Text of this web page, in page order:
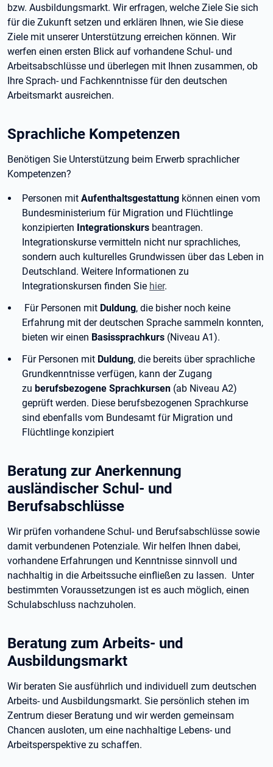
bzw. Ausbildungsmarkt. Wir erfragen, welche Ziele Sie sich
für die Zukunft setzen und erklären Ihnen, wie Sie diese
Ziele mit unserer Unterstützung erreichen können. Wir
werfen einen ersten Blick auf vorhandene Schul- und
Arbeitsabschlüsse und überlegen mit Ihnen zusammen, ob
Ihre Sprach- und Fachkenntnisse für den deutschen
Arbeitsmarkt ausreichen.
Sprachliche Kompetenzen
Benötigen Sie Unterstützung beim Erwerb sprachlicher
Kompetenzen?
Personen mit Aufenthaltsgestattung können einen vom
Bundesministerium für Migration und Flüchtlinge
konzipierten Integrationskurs beantragen.
Integrationskurse vermitteln nicht nur sprachliches,
sondern auch kulturelles Grundwissen über das Leben in
Deutschland. Weitere Informationen zu
Integrationskursen finden Sie hier.
Für Personen mit Duldung, die bisher noch keine
Erfahrung mit der deutschen Sprache sammeln konnten,
bieten wir einen Basissprachkurs (Niveau A1).
Für Personen mit Duldung, die bereits über sprachliche
Grundkenntnisse verfügen, kann der Zugang
zu berufsbezogene Sprachkursen (ab Niveau A2)
geprüft werden. Diese berufsbezogenen Sprachkurse
sind ebenfalls vom Bundesamt für Migration und
Flüchtlinge konzipiert
Beratung zur Anerkennung
ausländischer Schul- und
Berufsabschlüsse
Wir prüfen vorhandene Schul- und Berufsabschlüsse sowie
damit verbundenen Potenziale. Wir helfen Ihnen dabei,
vorhandene Erfahrungen und Kenntnisse sinnvoll und
nachhaltig in die Arbeitssuche einfließen zu lassen. Unter
bestimmten Voraussetzungen ist es auch möglich, einen
Schulabschluss nachzuholen.
Beratung zum Arbeits- und
Ausbildungsmarkt
Wir beraten Sie ausführlich und individuell zum deutschen
Arbeits- und Ausbildungsmarkt. Sie persönlich stehen im
Zentrum dieser Beratung und wir werden gemeinsam
Chancen ausloten, um eine nachhaltige Lebens- und
Arbeitsperspektive zu schaffen.